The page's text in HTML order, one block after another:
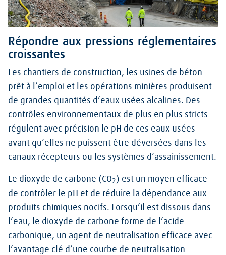
Répondre aux pressions réglementaires
croissantes
Les chantiers de construction, les usines de béton
prêt à l’emploi et les opérations minières produisent
de grandes quantités d’eaux usées alcalines. Des
contrôles environnementaux de plus en plus stricts
régulent avec précision le pH de ces eaux usées
avant qu’elles ne puissent être déversées dans les
canaux récepteurs ou les systèmes d’assainissement.
Le dioxyde de carbone (CO2 ) est un moyen efficace
de contrôler le pH et de réduire la dépendance aux
produits chimiques nocifs. Lorsqu’il est dissous dans
l’eau, le dioxyde de carbone forme de l’acide
carbonique, un agent de neutralisation efficace avec
l’avantage clé d’une courbe de neutralisation